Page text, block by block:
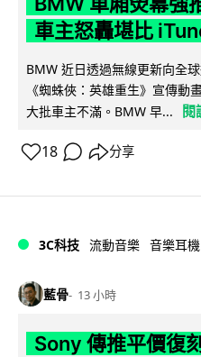
車主怒轟堪比
BMW 近日透過無線更新向全
《蜘蛛俠：英雄重生》宣傳動
大批車主不滿。BMW 早...
閱
18 分享
3C科技 流動音樂 音樂耳機
藍骨 13 小時
Sony 傳推平價復